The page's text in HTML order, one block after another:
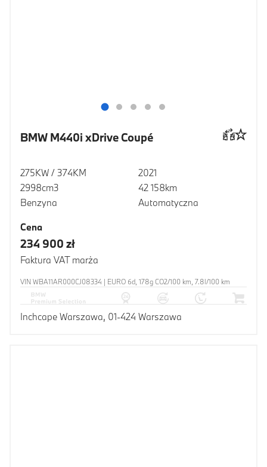
BMW M440i xDrive Coupé
275KW / 374KM
2998cm3
Benzyna
2021
42 158km
Automatyczna
Cena
234 900 zł
Faktura VAT marża
VIN WBA11AR000CJ08334 | EURO 6d, 178g CO2/100 km, 7.8l/100 km
Inchcape Warszawa, 01-424 Warszawa